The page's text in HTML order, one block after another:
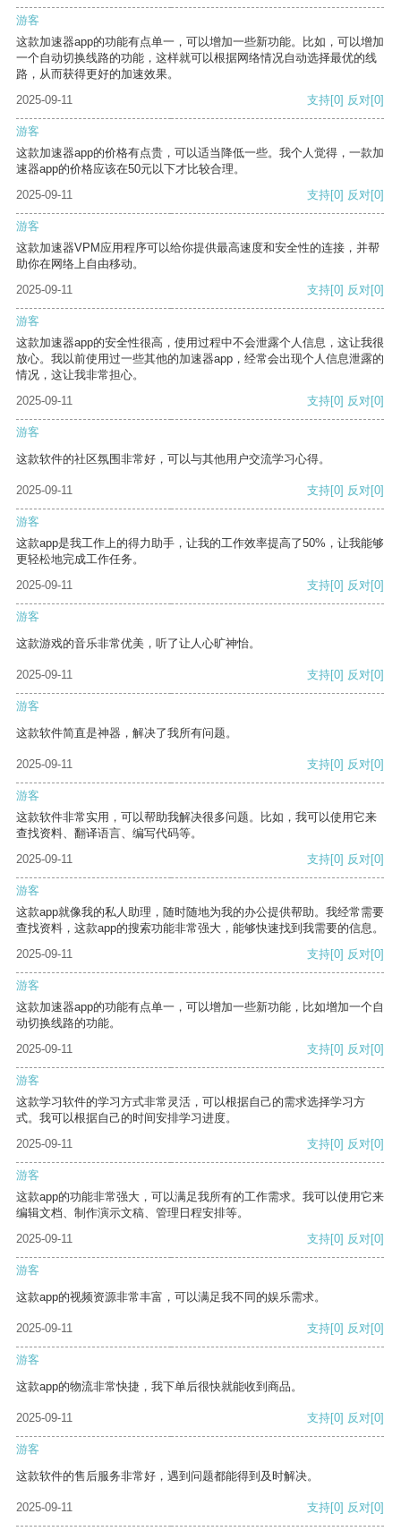
游客
这款加速器app的功能有点单一，可以增加一些新功能。比如，可以增加
一个自动切换线路的功能，这样就可以根据网络情况自动选择最优的线
路，从而获得更好的加速效果。
2025-09-11
支持[0] 反对[0]
游客
这款加速器app的价格有点贵，可以适当降低一些。我个人觉得，一款加
速器app的价格应该在50元以下才比较合理。
2025-09-11
支持[0] 反对[0]
游客
这款加速器VPM应用程序可以给你提供最高速度和安全性的连接，并帮
助你在网络上自由移动。
2025-09-11
支持[0] 反对[0]
游客
这款加速器app的安全性很高，使用过程中不会泄露个人信息，这让我很
放心。我以前使用过一些其他的加速器app，经常会出现个人信息泄露的
情况，这让我非常担心。
2025-09-11
支持[0] 反对[0]
游客
这款软件的社区氛围非常好，可以与其他用户交流学习心得。
2025-09-11 支持[0] 反对[0]
游客
这款app是我工作上的得力助手，让我的工作效率提高了50%，让我能够
更轻松地完成工作任务。
2025-09-11
支持[0] 反对[0]
游客
这款游戏的音乐非常优美，听了让人心旷神怡。
2025-09-11 支持[0] 反对[0]
游客
这款软件简直是神器，解决了我所有问题。
2025-09-11 支持[0] 反对[0]
游客
这款软件非常实用，可以帮助我解决很多问题。比如，我可以使用它来
查找资料、翻译语言、编写代码等。
2025-09-11
支持[0] 反对[0]
游客
这款app就像我的私人助理，随时随地为我的办公提供帮助。我经常需要
查找资料，这款app的搜索功能非常强大，能够快速找到我需要的信息。
2025-09-11
支持[0] 反对[0]
游客
这款加速器app的功能有点单一，可以增加一些新功能，比如增加一个自
动切换线路的功能。
2025-09-11
支持[0] 反对[0]
游客
这款学习软件的学习方式非常灵活，可以根据自己的需求选择学习方
式。我可以根据自己的时间安排学习进度。
2025-09-11
支持[0] 反对[0]
游客
这款app的功能非常强大，可以满足我所有的工作需求。我可以使用它来
编辑文档、制作演示文稿、管理日程安排等。
2025-09-11
支持[0] 反对[0]
游客
这款app的视频资源非常丰富，可以满足我不同的娱乐需求。
2025-09-11 支持[0] 反对[0]
游客
这款app的物流非常快捷，我下单后很快就能收到商品。
2025-09-11 支持[0] 反对[0]
游客
这款软件的售后服务非常好，遇到问题都能得到及时解决。
2025-09-11 支持[0] 反对[0]